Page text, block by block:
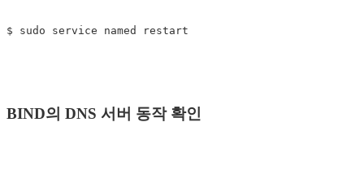
BIND의 DNS 서버 동작 확인